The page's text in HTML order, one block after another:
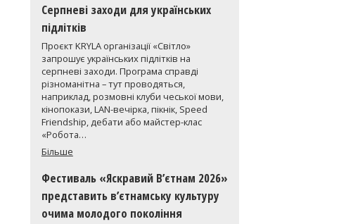
Серпневі заходи для українських
підлітків
Проєкт KRYLA організації «Світло»
запрошує українських підлітків на
серпневі заходи. Програма справді
різноманітна – тут проводяться,
наприклад, розмовні клуби чеської мови,
кінопокази, LAN-вечірка, пікнік, Speed
Friendship, дебати або майстер-клас
«Робота…
Більше
Фестиваль «Яскравий В’єтнам 2026»
представить в’єтнамську культуру
очима молодого покоління